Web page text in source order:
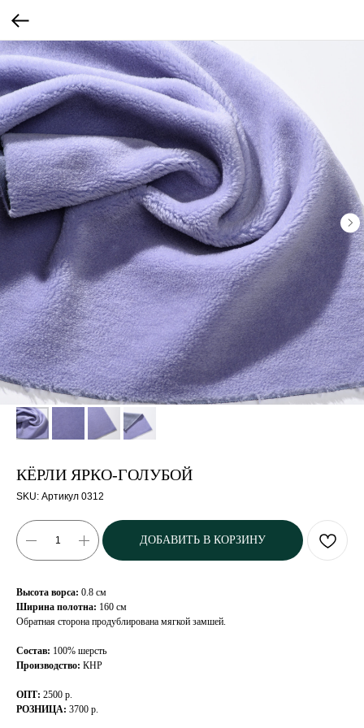
КЁРЛИ ЯРКО-ГОЛУБОЙ
SKU: Артикул 0312
ДОБАВИТЬ В КОРЗИНУ
Высота ворса: 0.8 см
Ширина полотна: 160 см
Обратная сторона продублирована мягкой замшей.
Состав: 100% шерсть
Производство: КНР
ОПТ: 2500 р.
РОЗНИЦА: 3700 р.